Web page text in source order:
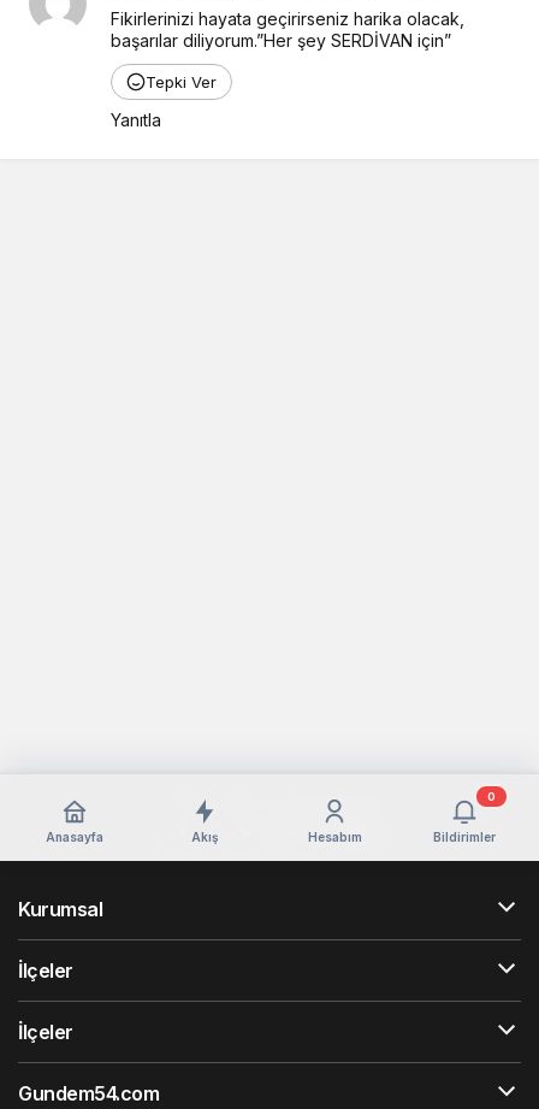
Fikirlerinizi hayata geçirirseniz harika olacak,
başarılar diliyorum.”Her şey SERDİVAN için”
Tepki Ver
Yanıtla
Anasayfa Akış Hesabım Bildirimler
0
Kurumsal
İlçeler
İlçeler
Gundem54.com